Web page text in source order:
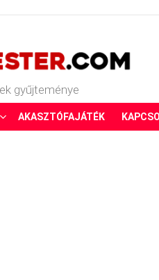
gyűjteménye
AKASZTÓFAJÁTÉK